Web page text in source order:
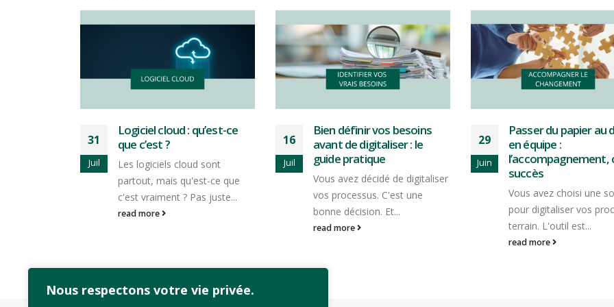
Nous respectons votre vie privée.
16
Juil
Bien définir vos besoins
avant de digitaliser : le
guide pratique
Vous avez décidé de digitaliser
vos processus. C'est une
bonne décision. Et...
29
Juin
Passer du papier au digital
en équipe :
l’accompagnement, clé du
succès
Vous avez choisi une solution
pour digitaliser vos processus
terrain. L'outil est...
22
Juin
Formulaires terrain :
la double saisie et
du temps
Vous connaissez cette
? Votre équipe terrain
des formulaires à la...
read more